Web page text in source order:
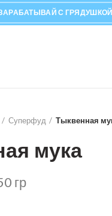
С ГРЯДУШКОЙ
Суперфуд Тыквенная
мука
гр